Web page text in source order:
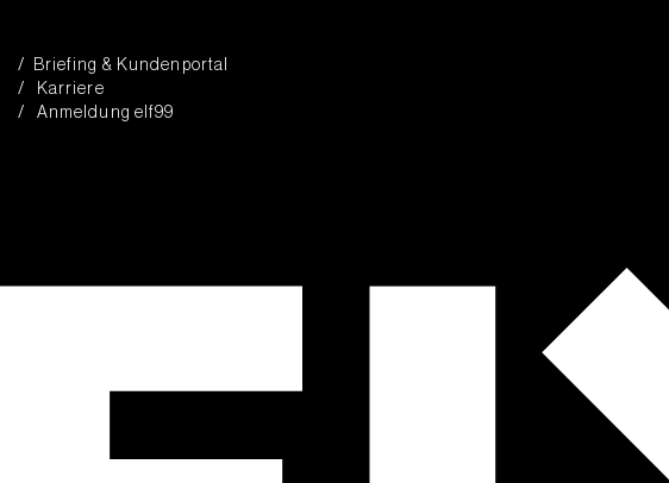
/ Briefing & Kundenportal
/ Karriere
/ Anmeldung elf99